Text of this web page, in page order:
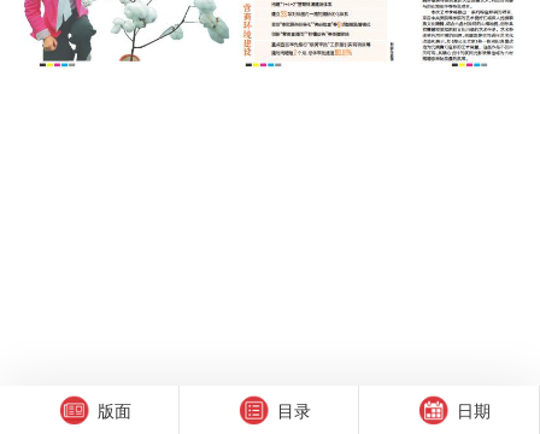
版面 目录 日期